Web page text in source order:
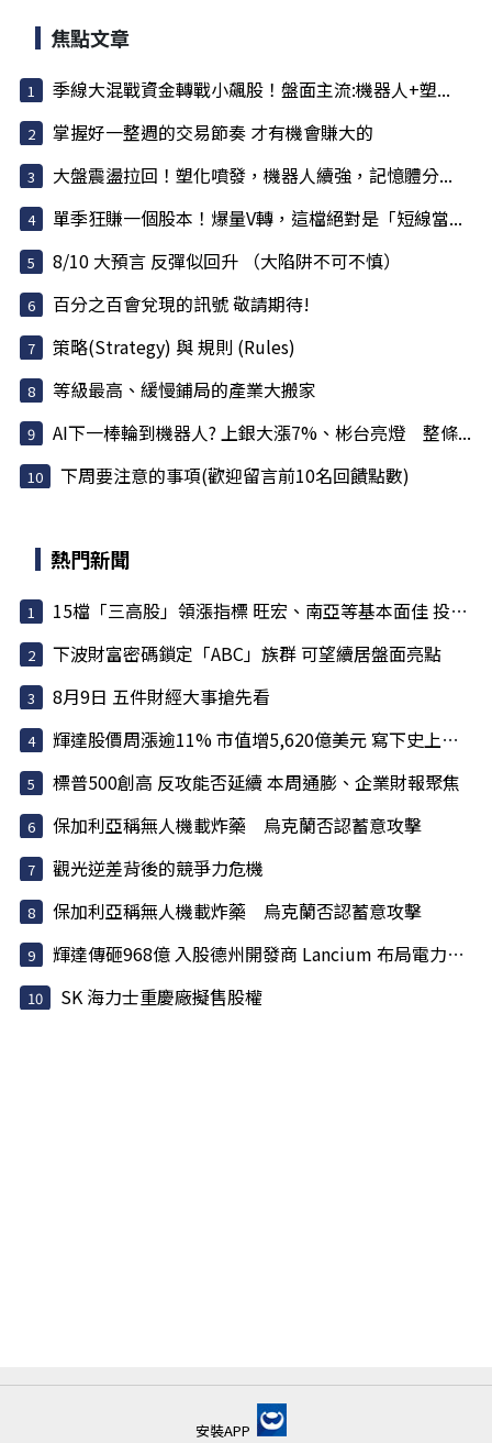
焦點文章
季線大混戰資金轉戰小飆股！盤面主流:機器人+塑...
掌握好一整週的交易節奏 才有機會賺大的
大盤震盪拉回！塑化噴發，機器人續強，記憶體分...
單季狂賺一個股本！爆量V轉，這檔絕對是「短線當...
8/10 大預言 反彈似回升 （大陷阱不可不慎）
百分之百會兌現的訊號 敬請期待!
策略(Strategy) 與 規則 (Rules)
等級最高、緩慢鋪局的產業大搬家
AI下一棒輪到機器人? 上銀大漲7%、彬台亮燈 整條...
下周要注意的事項(歡迎留言前10名回饋點數)
熱門新聞
15檔「三高股」領漲指標 旺宏、南亞等基本面佳 投信大買
下波財富密碼鎖定「ABC」族群 可望續居盤面亮點
8月9日 五件財經大事搶先看
輝達股價周漲逾11% 市值增5,620億美元 寫下史上最大單周...
標普500創高 反攻能否延續 本周通膨、企業財報聚焦
保加利亞稱無人機載炸藥 烏克蘭否認蓄意攻擊
觀光逆差背後的競爭力危機
保加利亞稱無人機載炸藥 烏克蘭否認蓄意攻擊
輝達傳砸968億 入股德州開發商 Lancium 布局電力基建
SK 海力士重慶廠擬售股權
安裝APP